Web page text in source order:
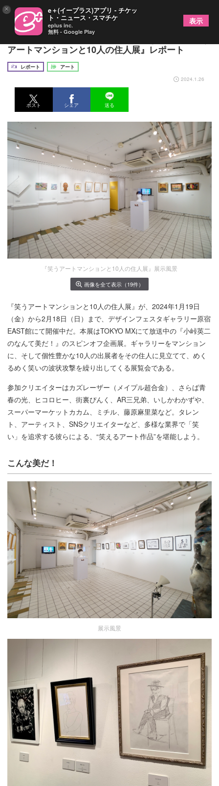
笑いの求道者たちの、それはおかしな展覧会『笑う
アートマンションと10人の住人展』レポート
レポート
アート
2024.1.26
ポスト シェア 送る
『笑うアートマンションと10人の住人展』展示風景
画像を全て表示（19件）
『笑うアートマンションと10人の住人展』が、2024年1月19日
（金）から2月18日（日）まで、デザインフェスタギャラリー原宿
EAST館にて開催中だ。本展はTOKYO MXにて放送中の『⼩峠英⼆
のなんて美だ！』のスピンオフ企画展。ギャラリーをマンション
に、そして個性豊かな10人の出展者をその住人に見立てて、めく
るめく笑いの波状攻撃を繰り出してくる展覧会である。
参加クリエイターはカズレーザー（メイプル超合金）、さらば青
春の光、ヒコロヒー、街裏ぴんく、AR三兄弟、いしかわかずや、
スーパーマーケットカカム、ミチル、藤原麻里菜など。タレン
ト、アーティスト、SNSクリエイターなど、多様な業界で「笑
い」を追求する彼らによる、“笑えるアート作品”を堪能しよう。
こんな美だ！
展示風景
× e＋(イープラス)アプリ - チケッ
ト・ニュース・スマチケ
eplus inc.
無料 - Google Play
表示